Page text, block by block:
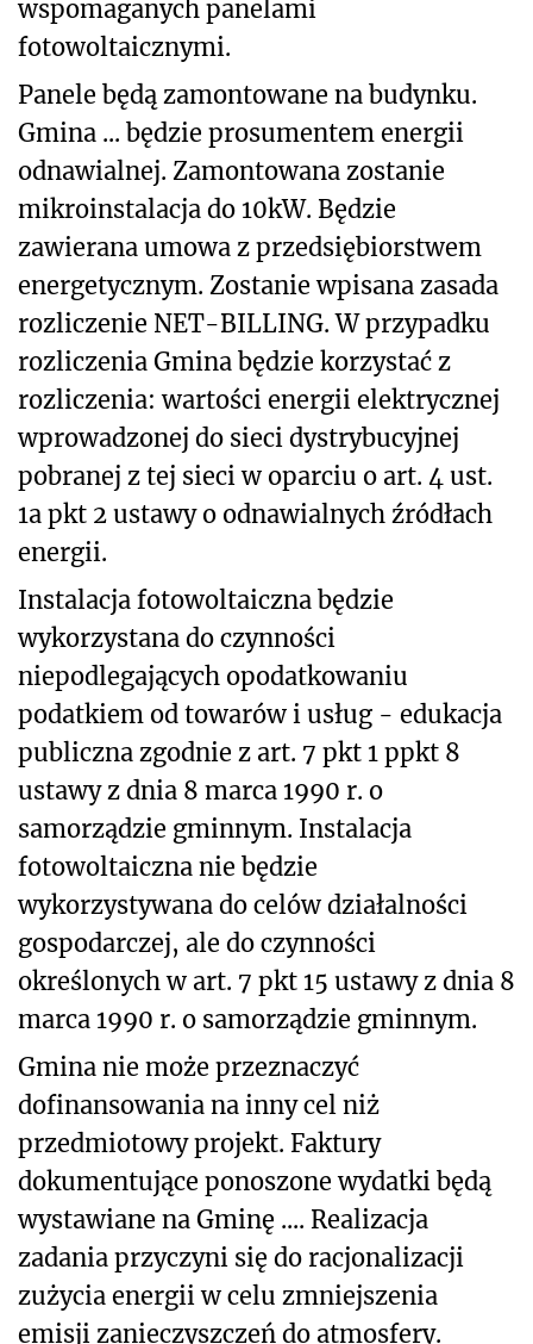
wspomaganych panelami
fotowoltaicznymi.
Panele będą zamontowane na budynku.
Gmina ... będzie prosumentem energii
odnawialnej. Zamontowana zostanie
mikroinstalacja do 10kW. Będzie
zawierana umowa z przedsiębiorstwem
energetycznym. Zostanie wpisana zasada
rozliczenie NET-BILLING. W przypadku
rozliczenia Gmina będzie korzystać z
rozliczenia: wartości energii elektrycznej
wprowadzonej do sieci dystrybucyjnej
pobranej z tej sieci w oparciu o art. 4 ust.
1a pkt 2 ustawy o odnawialnych źródłach
energii.
Instalacja fotowoltaiczna będzie
wykorzystana do czynności
niepodlegających opodatkowaniu
podatkiem od towarów i usług - edukacja
publiczna zgodnie z art. 7 pkt 1 ppkt 8
ustawy z dnia 8 marca 1990 r. o
samorządzie gminnym. Instalacja
fotowoltaiczna nie będzie
wykorzystywana do celów działalności
gospodarczej, ale do czynności
określonych w art. 7 pkt 15 ustawy z dnia 8
marca 1990 r. o samorządzie gminnym.
Gmina nie może przeznaczyć
dofinansowania na inny cel niż
przedmiotowy projekt. Faktury
dokumentujące ponoszone wydatki będą
wystawiane na Gminę .... Realizacja
zadania przyczyni się do racjonalizacji
zużycia energii w celu zmniejszenia
emisji zanieczyszczeń do atmosfery.